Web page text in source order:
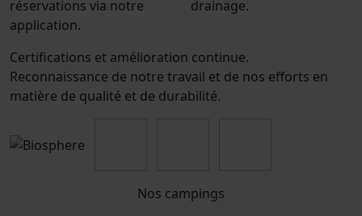
réservations via notre
application.
drainage.
Certifications et amélioration continue.
Reconnaissance de notre travail et de nos efforts en
matière de qualité et de durabilité.
Nos campings